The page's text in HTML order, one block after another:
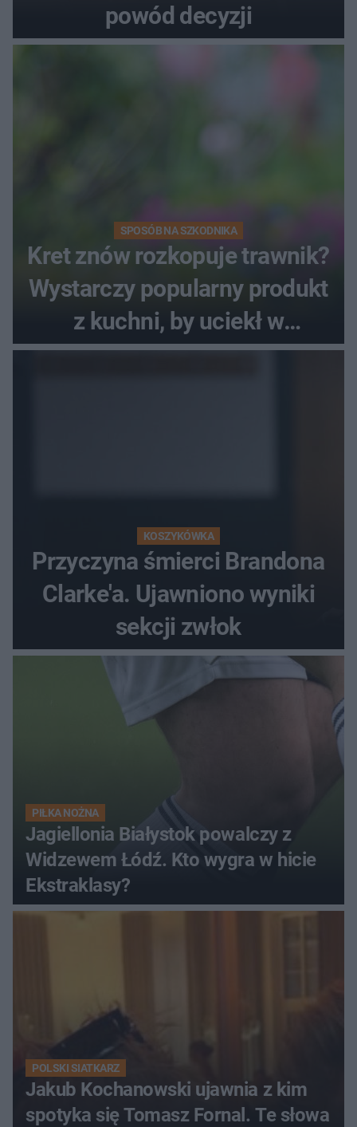
powód decyzji
SPOSÓB NA SZKODNIKA
Kret znów rozkopuje trawnik?
Wystarczy popularny produkt
z kuchni, by uciekł w
popłochu
KOSZYKÓWKA
Przyczyna śmierci Brandona
Clarke'a. Ujawniono wyniki
sekcji zwłok
PIŁKA NOŻNA
Jagiellonia Białystok powalczy z
Widzewem Łódź. Kto wygra w hicie
Ekstraklasy?
POLSKI SIATKARZ
Jakub Kochanowski ujawnia z kim
spotyka się Tomasz Fornal. Te słowa